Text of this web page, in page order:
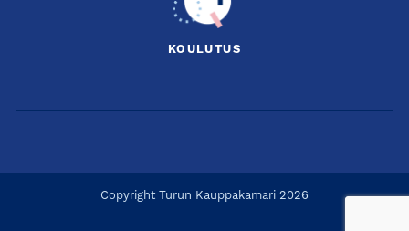
KOULUTUS
Copyright Turun Kauppakamari 2026